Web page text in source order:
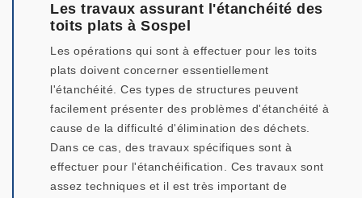
Les travaux assurant l'étanchéité des
toits plats à Sospel
Les opérations qui sont à effectuer pour les toits
plats doivent concerner essentiellement
l'étanchéité. Ces types de structures peuvent
facilement présenter des problèmes d'étanchéité à
cause de la difficulté d'élimination des déchets.
Dans ce cas, des travaux spécifiques sont à
effectuer pour l'étanchéification. Ces travaux sont
assez techniques et il est très important de